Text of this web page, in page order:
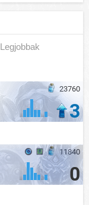
Legjobbak
23760
3
11840
0